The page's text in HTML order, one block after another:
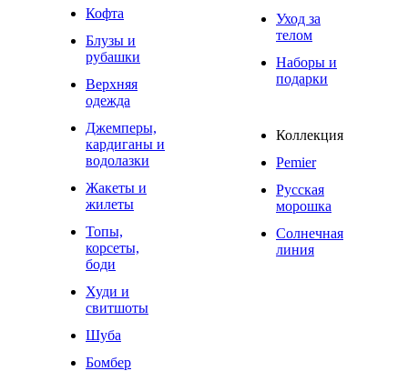
Кофта
Блузы и
рубашки
Верхняя
одежда
Джемперы,
кардиганы и
водолазки
Жакеты и
жилеты
Топы,
корсеты,
боди
Худи и
свитшоты
Шуба
Бомбер
Уход за
телом
Наборы и
подарки
Коллекция
Pemier
Русская
морошка
Солнечная
линия